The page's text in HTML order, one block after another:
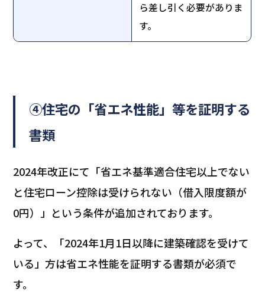
ら差し引く必要がありま
す。
④住宅の「省エネ性能」等を証明する
書類
2024年改正にて「省エネ基準適合住宅以上でない
と住宅ローン控除は受けられない（借入限度額が
0円）」という条件が追加されております。
よって、「2024年1月1日以降に建築確認を受けて
いる」方は省エネ性能を証明する書類が必須で
す。